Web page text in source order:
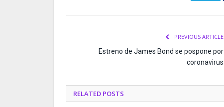
PREVIOUS ARTICLE
Estreno de James Bond se pospone por
coronavirus
RELATED POSTS